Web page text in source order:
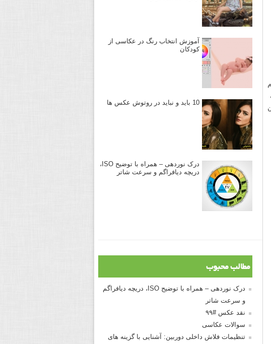
آموزش انتخاب رنگ در عکاسی از
کودکان
10 باید و نباید در روتوش عکس ها
درک نوردهی – همراه با توضیح ISO،
دریچه دیافراگم و سرعت شاتر
مطالب محبوب
درک نوردهی – همراه با توضیح ISO، دریچه دیافراگم
و سرعت شاتر
نقد عکس #۹۹
سوالات عکاسی
تنظیمات فلاش داخلی دوربین: آشنایی با گزینه های